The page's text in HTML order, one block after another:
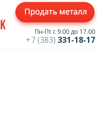
Пн-Пт с 9.00 до 17.00
+7 (383) 331-18-17